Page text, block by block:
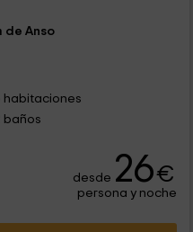
de Anso
habitaciones
baños
desde 26€
persona y noche